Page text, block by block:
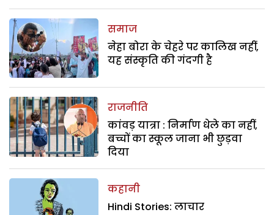
समाज
नेहा बोरा के चेहरे पर कालिख नहीं,
यह संस्कृति की गंदगी है
राजनीति
कांवड़ यात्रा : निर्माण धेले का नहीं,
बच्चों का स्कूल जाना भी छुड़वा
दिया
कहानी
Hindi Stories: लाचार